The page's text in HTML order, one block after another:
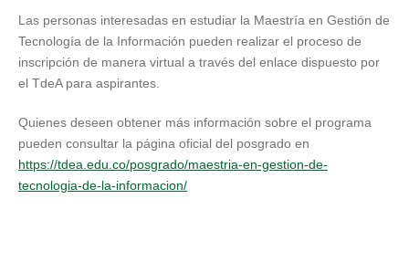
Las personas interesadas en estudiar la Maestría en Gestión de
Tecnología de la Información pueden realizar el proceso de
inscripción de manera virtual a través del enlace dispuesto por
el TdeA para aspirantes.
Quienes deseen obtener más información sobre el programa
pueden consultar la página oficial del posgrado en
https://tdea.edu.co/posgrado/maestria-en-gestion-de-
tecnologia-de-la-informacion/